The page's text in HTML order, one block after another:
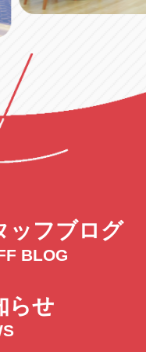
ッフブログ
BLOG
らせ